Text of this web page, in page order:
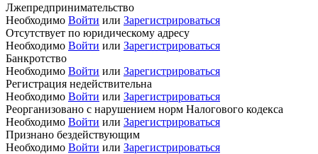
Лжепредпринимательство
Необходимо Войти или Зарегистрироваться
Отсутствует по юридическому адресу
Необходимо Войти или Зарегистрироваться
Банкротство
Необходимо Войти или Зарегистрироваться
Регистрация недействительна
Необходимо Войти или Зарегистрироваться
Реорганизовано с нарушением норм Налогового кодекса
Необходимо Войти или Зарегистрироваться
Признано бездействующим
Необходимо Войти или Зарегистрироваться